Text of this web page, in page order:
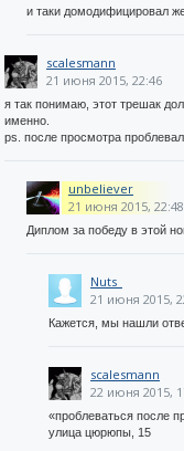
и таки домодифицировал
scalesmann
21 июня 2015, 22:46
я так понимаю, этот трешак
именно.
ps. после просмотра
unbeliever
21 июня 2015, 22:48
Диплом за победу в этой
Nuts_
21 июня 2015,
Кажется, мы нашли
scalesmann
22 июня 2015,
«проблеваться после
улица цюрюпы, 15